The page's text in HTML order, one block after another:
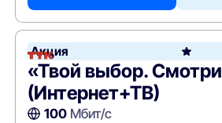
Акция
«Твой выбор.
(Интернет+ТВ)
100Мбит/с